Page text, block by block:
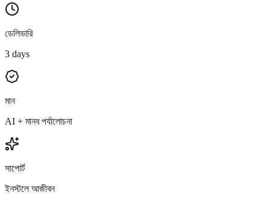
ডেলিভারি
3 days
মান
AI + মানব পর্যালোচনা
সাপোর্ট
ইনস্টলে আজীবন